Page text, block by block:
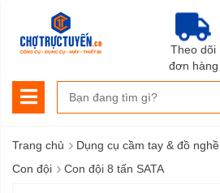
Theo dõi
đơn hàng
Trang chủ › Dụng cụ cầm tay & đồ nghề
Con đội › Con đội 8 tấn SATA